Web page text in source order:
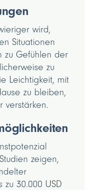
wird,
Situationen
zu Gefühlen der
zu
Leichtigkeit, mit
zu bleiben,
verstärken.
zeigen,
30.000 USD